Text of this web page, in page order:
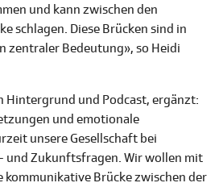
und kann zwischen den
schlagen. Diese Brücken sind in
zentraler Bedeutung», so Heidi
Hintergrund und Podcast, ergänzt:
und emotionale
unsere Gesellschaft bei
und Zukunftsfragen. Wir wollen mit
kommunikative Brücke zwischen der